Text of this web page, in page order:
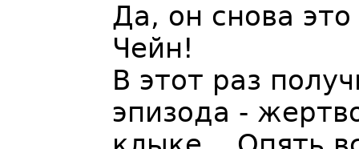
Да, он снова
Чейн!
В этот раз
эпизода -